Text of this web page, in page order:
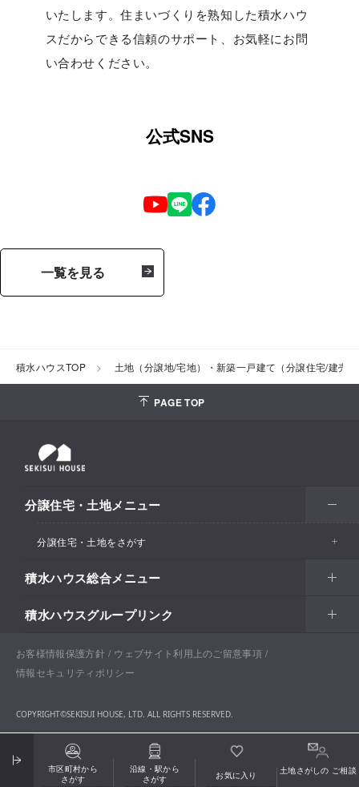
お問い合わせ ENGLISH
いたします。住まいづくりを熟知した積水ハウ
スだからできる信頼のサポート、お気軽にお問
い合わせください。
市区町村から
さがす
沿線・駅から
さがす
お気に入り 土地さがしの ご相談
公式SNS
一覧を見る
積水ハウスTOP 土地（分譲地/宅地）・新築一戸建て（分譲住宅/建売
PAGE TOP
分譲住宅・土地メニュー
分譲住宅・土地をさがす
エリアからさがす
北海道・東北
北海道
岩手
宮城
関東甲信越
神奈川
岐阜
関西
中国・四国
市区町村からさがす
沿線・駅からさがす
地図からさがす​
お気に入り
積水ハウス総合メニュー
住まい
戸建住宅
分譲マンション（グランドメゾン）
賃貸住宅（シャーメゾン）
土地活用
医院・クリニック
医療施設・介護施設・高齢者向け施設
開発事業の強み
国際事業
積水ハウスグループリンク
積水ハウスサポートプラス
積水ハウスリフォーム
積水ハウス建設グループ
お客様情報保護方針
ウェブサイト利用上のご留意事項
情報セキュリティポリシー
COPYRIGHT©SEKISUI HOUSE, LTD. ALL RIGHTS RESERVED.